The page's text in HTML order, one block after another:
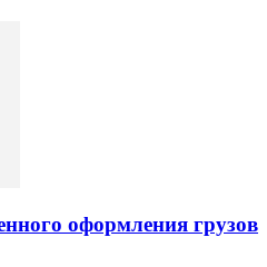
оформления грузов